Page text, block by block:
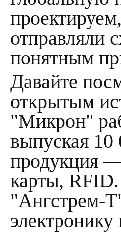
отправляли
понятным
Давайте
открытым
"Микрон"
выпуская 10
продукция
карты,
"Ангстрем-